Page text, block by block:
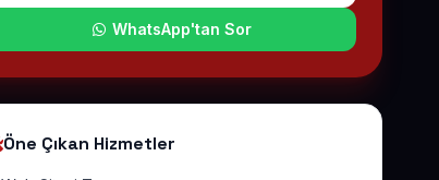
WhatsApp'tan Sor
Öne Çıkan Hizmetler